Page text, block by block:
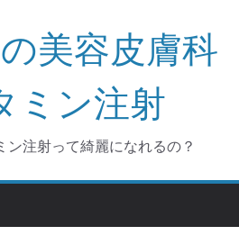
美容皮膚科
ミン注射
ン注射って綺麗になれるの？